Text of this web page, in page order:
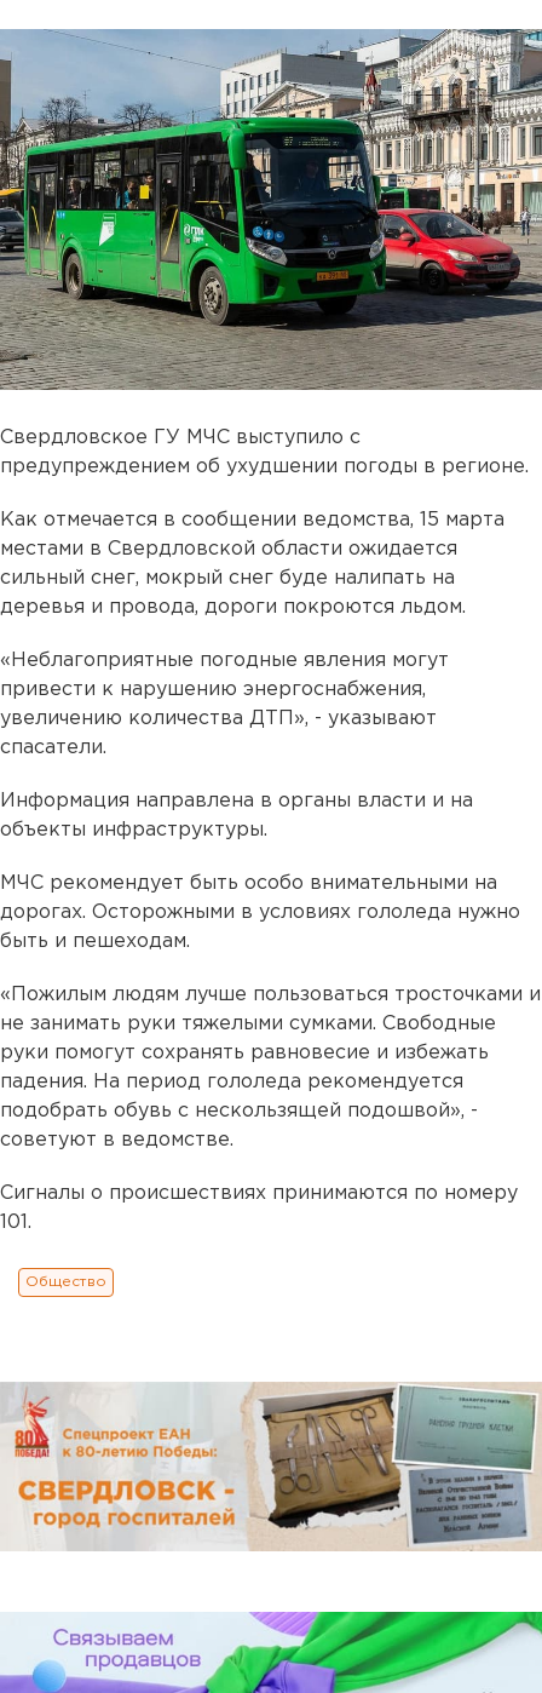
Свердловское ГУ МЧС выступило с
предупреждением об ухудшении погоды в регионе.
Как отмечается в сообщении ведомства, 15 марта
местами в Свердловской области ожидается
сильный снег, мокрый снег буде налипать на
деревья и провода, дороги покроются льдом.
«Неблагоприятные погодные явления могут
привести к нарушению энергоснабжения,
увеличению количества ДТП», - указывают
спасатели.
Информация направлена в органы власти и на
объекты инфраструктуры.
МЧС рекомендует быть особо внимательными на
дорогах. Осторожными в условиях гололеда нужно
быть и пешеходам.
«Пожилым людям лучше пользоваться тросточками и
не занимать руки тяжелыми сумками. Свободные
руки помогут сохранять равновесие и избежать
падения. На период гололеда рекомендуется
подобрать обувь с нескользящей подошвой», -
советуют в ведомстве.
Сигналы о происшествиях принимаются по номеру
101.
Общество